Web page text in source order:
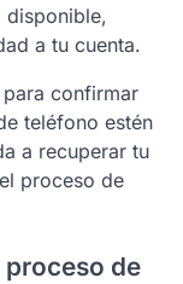
disponible,
a tu cuenta.
confirmar
teléfono estén
a recuperar tu
proceso de
de